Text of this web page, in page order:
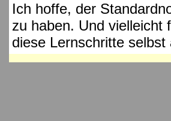
Ich hoffe, der
zu haben. Und vielleicht
diese Lernschritte selbst